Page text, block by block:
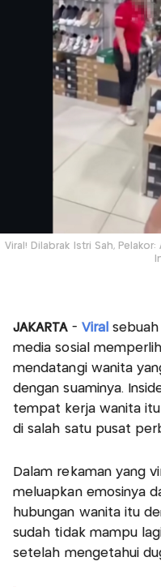
Viral! Dilabrak Istri Sah,
JAKARTA - Viral
media sosial
mendatangi wanita
dengan suaminya.
tempat kerja wanita
di salah satu pusat
Dalam rekaman yang
meluapkan emosinya
hubungan wanita itu
sudah tidak mampu
setelah mengetahui